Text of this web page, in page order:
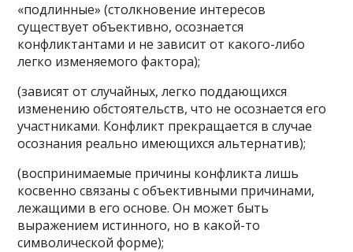
«подлинные» (столкновение интересов
существует объективно, осознается
конфликтантами и не зависит от какого-либо
легко изменяемого фактора);
(зависят от случайных, легко поддающихся
изменению обстоятельств, что не осознается его
участниками. Конфликт прекращается в случае
осознания реально имеющихся альтернатив);
(воспринимаемые причины конфликта лишь
косвенно связаны с объективными причинами,
лежащими в его основе. Он может быть
выражением истинного, но в какой-то
символической форме);